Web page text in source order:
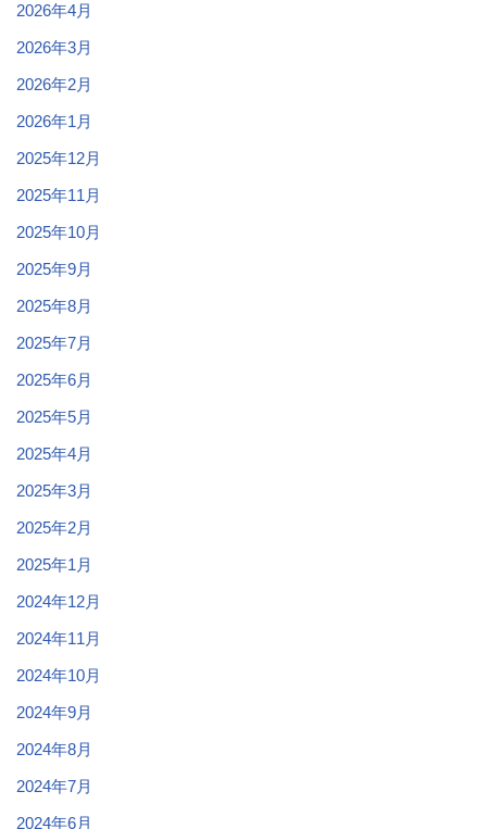
2026年4月
2026年3月
2026年2月
2026年1月
2025年12月
2025年11月
2025年10月
2025年9月
2025年8月
2025年7月
2025年6月
2025年5月
2025年4月
2025年3月
2025年2月
2025年1月
2024年12月
2024年11月
2024年10月
2024年9月
2024年8月
2024年7月
2024年6月